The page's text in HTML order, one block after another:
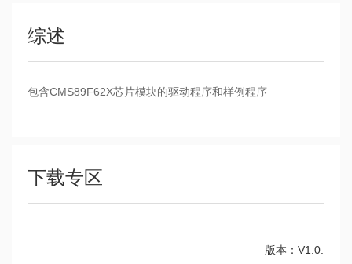
综述
包含CMS89F62X芯片模块的驱动程序和样例程序
下载专区
版本：V1.0.0